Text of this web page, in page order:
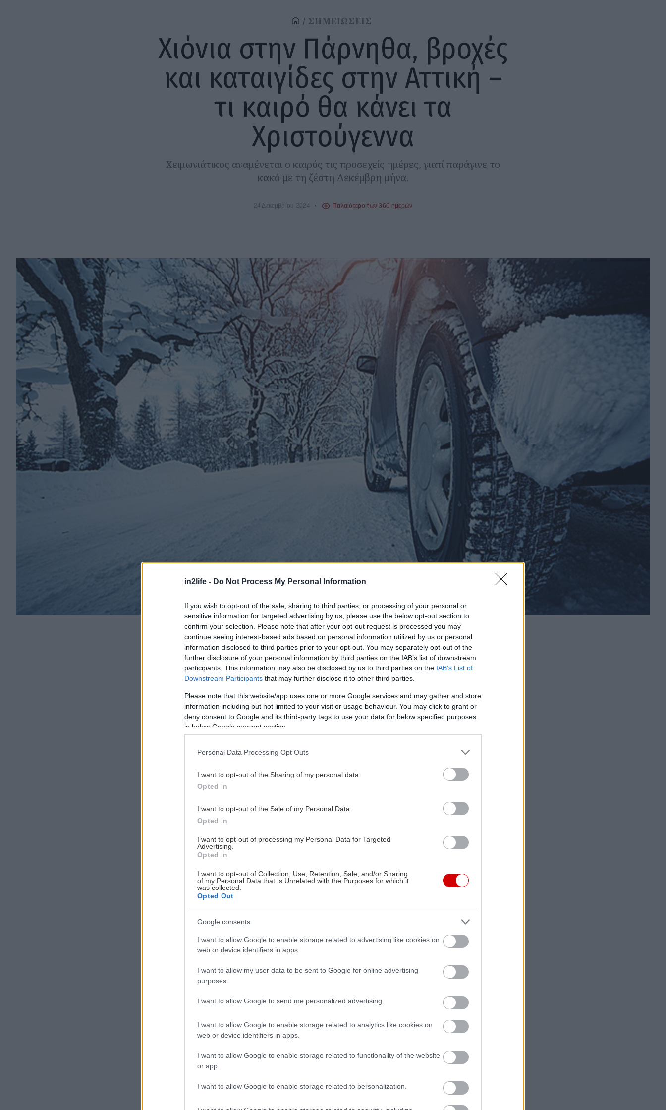
in2life - Do Not Process My Personal Information
If you wish to opt-out of the sale, sharing to third parties, or processing of your personal or
sensitive information for targeted advertising by us, please use the below opt-out section to
confirm your selection. Please note that after your opt-out request is processed you may
continue seeing interest-based ads based on personal information utilized by us or personal
information disclosed to third parties prior to your opt-out. You may separately opt-out of the
further disclosure of your personal information by third parties on the IAB’s list of downstream
participants. This information may also be disclosed by us to third parties on the IAB’s List of
Downstream Participants that may further disclose it to other third parties.
Please note that this website/app uses one or more Google services and may gather and store
information including but not limited to your visit or usage behaviour. You may click to grant or
deny consent to Google and its third-party tags to use your data for below specified purposes
in below Google consent section.
Personal Data Processing Opt Outs
I want to opt-out of the Sharing of my personal data.
Opted In
I want to opt-out of the Sale of my Personal Data.
Opted In
I want to opt-out of processing my Personal Data for Targeted
Advertising.
Opted In
I want to opt-out of Collection, Use, Retention, Sale, and/or Sharing
of my Personal Data that Is Unrelated with the Purposes for which it
was collected.
Opted Out
Google consents
I want to allow Google to enable storage related to advertising like cookies on
web or device identifiers in apps.
I want to allow my user data to be sent to Google for online advertising
purposes.
I want to allow Google to send me personalized advertising.
I want to allow Google to enable storage related to analytics like cookies on
web or device identifiers in apps.
I want to allow Google to enable storage related to functionality of the website
or app.
I want to allow Google to enable storage related to personalization.
ΣΗΜΕΙΩΣΕΙΣ
Χιόνια στην Πάρνηθα, βροχές
και καταιγίδες στην Αττική –
τι καιρό θα κάνει τα
Χριστούγεννα
Χειμωνιάτικος αναμένεται ο καιρός τις προσεχείς ημέρες, γιατί παράγινε το
κακό με τη ζέστη Δεκέμβρη μήνα.
24 Δεκεμβρίου 2024 Παλαιότερο των 360 ημερών
Α
πό τη Δευτέρα το κρύο μπήκε για τα καλά στη ζωή μας και οι βροχές
το ίδιο, και σύμφωνα με τους ειδικούς, το χειμωνιάτικο σκηνικό θα
συνεχιστεί, με κατά τόπους ισχυρές βροχές, καταιγίδες, θυελλώδεις
βορειοανατολικούς ανέμους στο κεντρικά και τα βόρεια τμήματα της
ανατολικής Ελλάδας και χιόνια στα ορεινά.
Σύμφωνα με τον διευθυντή της ΕΜΥ Θοδωρή Κολυδά «το βαρομετρικό χαμηλό που
μας επηρεάζει, σήμερα θα βρίσκεται πάνω από την χώρα μας και θα συνεχιστεί ο
βροχερός καιρός. Θα αδικούσαμε την «ELENA» αν την χαρακτηρίζαμε ως
κακοκαιρία , παρότι μέχρι το πρωί θα έχουμε τοπικά ισχυρά φαινόμενα στην
ανατολική Μακεδονία και τη Θράκη και μέχρι το απόγευμα στα νησιά του